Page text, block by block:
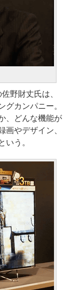
野財丈氏は、
グカンパニー。
、どんな機能が
画やデザイン、
いう。